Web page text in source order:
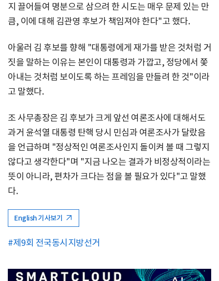
지 끌어들여 명분으로 삼으려 한 시도는 매우 문제 있는 만
큼, 이에 대해 김관영 후보가 책임져야 한다"고 했다.
아울러 김 후보를 향해 "대통령에게 재가를 받은 것처럼 거
짓을 말하는 이유는 본인이 대통령과 가깝고, 정당에서 쫓
아내는 것처럼 보이도록 하는 프레임을 만들려 한 것"이라
고 말했다.
조 사무총장은 김 후보가 크게 앞선 여론조사에 대해서도
과거 윤석열 대통령 탄핵 당시 민심과 여론조사가 달랐음
을 언급하며 "정상적인 여론조사인지 돌이켜 볼 때 그렇지
않다고 생각한다"며 "지금 나오는 결과가 비정상적이라는
뜻이 아니라, 편차가 크다는 점을 볼 필요가 있다"고 말했
다.
English 기사보기
#제9회 전국동시지방선거